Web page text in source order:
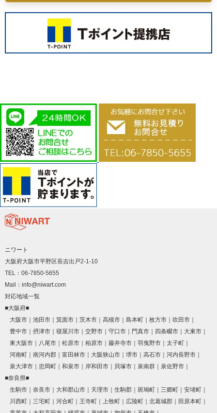
ニワート
大阪府大阪市平野区長吉出戸2-1-10
TEL：06-7850-5655
Mail：info@niwart.com
対応地域一覧
■大阪府■
大阪市
池田市 箕面市 茨木市 高槻市 島本町 枚方市
吹田市
豊中市
摂津市 寝屋川市 交野市 守口市 門真市 四条畷市
大東市
東大阪市
八尾市 松原市 柏原市 藤井寺市 羽曳野市
太子町
河南町
南河内郡 富田林市 大阪狭山市 堺市 高石市
河内長野市
泉大津市
忠岡町 和泉市 岸和田市 貝塚市 泉南群
泉佐野市
■奈良県■
生駒市
奈良市 大和郡山市 天理市 生駒郡 斑鳩町 三郷町
安堵町
川西町
三宅町 河合町 王寺町 上牧町 広陵町 北葛城郡
田原本町